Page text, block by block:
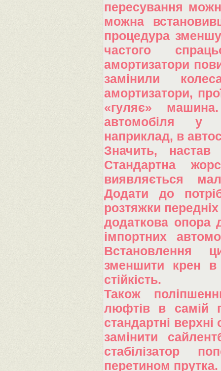
пересування
можна
процедура
частого
амортизатори
замінили
амортизатори,
«гуляє»
автомобіля у
наприклад, в
Значить,
Стандартна
виявляється
Додати до
розтяжки
додаткова опора
імпортних
Встановлення
зменшити крен в
стійкість.
Також
люфтів в самій
стандартні
замінити
стабілізатор
перетином прутка.